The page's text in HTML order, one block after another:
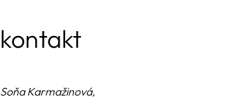
kontakt
Soňa Karmažinová,